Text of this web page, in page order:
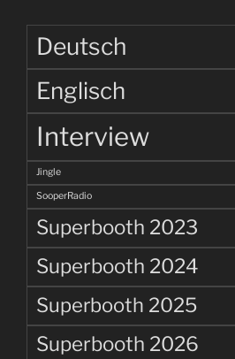
Deutsch
Englisch
Interview
Jingle
SooperRadio
Superbooth 2023
Superbooth 2024
Superbooth 2025
Superbooth 2026